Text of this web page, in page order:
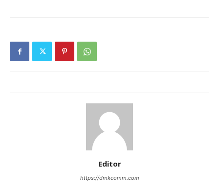
Editor
https://dmkcomm.com